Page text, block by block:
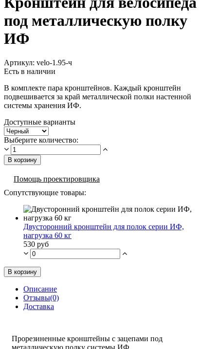
под металлическую полку
ИФ
Артикул: velo-1.95-ч
Есть в наличии
В комплекте пара кронштейнов. Каждый кронштейн
подвешивается за край металлической полки настенной
системы хранения ИФ.
Доступные варианты
Выберите количество:
В корзину
Помощь проектировщика
Сопутствующие товары:
Двусторонний кронштейн для полок серии ИФ,
нагрузка 60 кг
530 руб
В корзину
Описание
Отзывы(0)
Доставка
Прорезиненные кронштейны с зацепами под
металлическую полку системы ИФ.